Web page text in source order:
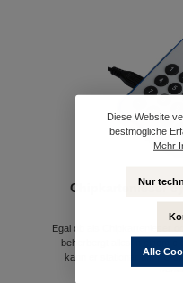
Chipkartenleser
Egal ob als Chipkartenleser
beherbergt alles in einem
kann er stationär am PC
Diese Website
bestmögliche
Mehr
Nur
Alle